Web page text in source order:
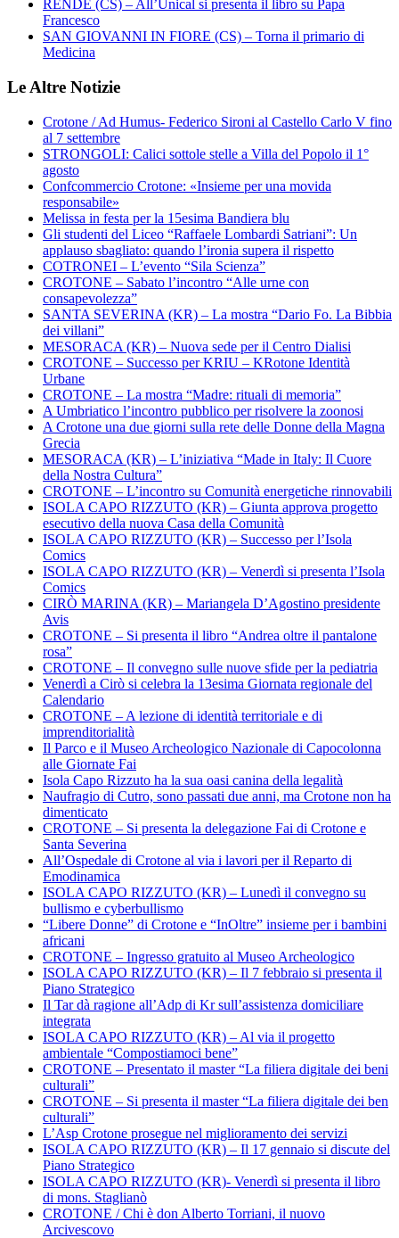
RENDE (CS) – All’Unical si presenta il libro su Papa
Francesco
SAN GIOVANNI IN FIORE (CS) – Torna il primario di
Medicina
Le Altre Notizie
Crotone / Ad Humus- Federico Sironi al Castello Carlo V fino
al 7 settembre
STRONGOLI: Calici sottole stelle a Villa del Popolo il 1°
agosto
Confcommercio Crotone: «Insieme per una movida
responsabile»
Melissa in festa per la 15esima Bandiera blu
Gli studenti del Liceo “Raffaele Lombardi Satriani”: Un
applauso sbagliato: quando l’ironia supera il rispetto
COTRONEI – L’evento “Sila Scienza”
CROTONE – Sabato l’incontro “Alle urne con
consapevolezza”
SANTA SEVERINA (KR) – La mostra “Dario Fo. La Bibbia
dei villani”
MESORACA (KR) – Nuova sede per il Centro Dialisi
CROTONE – Successo per KRIU – KRotone Identità
Urbane
CROTONE – La mostra “Madre: rituali di memoria”
A Umbriatico l’incontro pubblico per risolvere la zoonosi
A Crotone una due giorni sulla rete delle Donne della Magna
Grecia
MESORACA (KR) – L’iniziativa “Made in Italy: Il Cuore
della Nostra Cultura”
CROTONE – L’incontro su Comunità energetiche rinnovabili
ISOLA CAPO RIZZUTO (KR) – Giunta approva progetto
esecutivo della nuova Casa della Comunità
ISOLA CAPO RIZZUTO (KR) – Successo per l’Isola
Comics
ISOLA CAPO RIZZUTO (KR) – Venerdì si presenta l’Isola
Comics
CIRÒ MARINA (KR) – Mariangela D’Agostino presidente
Avis
CROTONE – Si presenta il libro “Andrea oltre il pantalone
rosa”
CROTONE – Il convegno sulle nuove sfide per la pediatria
Venerdì a Cirò si celebra la 13esima Giornata regionale del
Calendario
CROTONE – A lezione di identità territoriale e di
imprenditorialità
Il Parco e il Museo Archeologico Nazionale di Capocolonna
alle Giornate Fai
Isola Capo Rizzuto ha la sua oasi canina della legalità
Naufragio di Cutro, sono passati due anni, ma Crotone non ha
dimenticato
CROTONE – Si presenta la delegazione Fai di Crotone e
Santa Severina
All’Ospedale di Crotone al via i lavori per il Reparto di
Emodinamica
ISOLA CAPO RIZZUTO (KR) – Lunedì il convegno su
bullismo e cyberbullismo
“Libere Donne” di Crotone e “InOltre” insieme per i bambini
africani
CROTONE – Ingresso gratuito al Museo Archeologico
ISOLA CAPO RIZZUTO (KR) – Il 7 febbraio si presenta il
Piano Strategico
Il Tar dà ragione all’Adp di Kr sull’assistenza domiciliare
integrata
ISOLA CAPO RIZZUTO (KR) – Al via il progetto
ambientale “Compostiamoci bene”
CROTONE – Presentato il master “La filiera digitale dei beni
culturali”
CROTONE – Si presenta il master “La filiera digitale dei ben
culturali”
L’Asp Crotone prosegue nel miglioramento dei servizi
ISOLA CAPO RIZZUTO (KR) – Il 17 gennaio si discute del
Piano Strategico
ISOLA CAPO RIZZUTO (KR)- Venerdì si presenta il libro
di mons. Staglianò
CROTONE / Chi è don Alberto Torriani, il nuovo
Arcivescovo